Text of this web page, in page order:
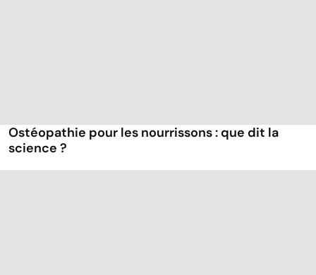
Ostéopathie pour les nourrissons : que dit la
science ?